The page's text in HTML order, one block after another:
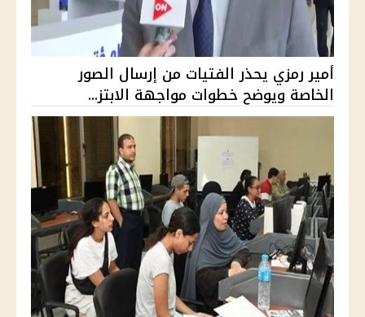
أمير رمزي يحذر الفتيات من إرسال الصور
الخاصة ويوضح خطوات مواجهة الابتز...